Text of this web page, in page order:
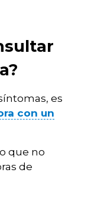
es
con un
que no
de